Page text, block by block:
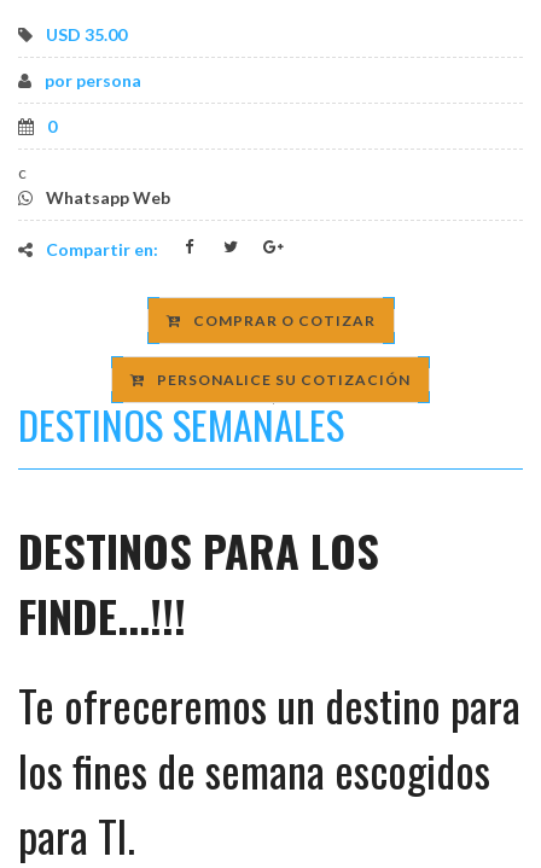
USD 35.00
por persona
0
c
Whatsapp Web
Compartir en:
COMPRAR O COTIZAR
PERSONALICE SU COTIZACIÓN
DESTINOS SEMANALES
DESTINOS PARA LOS
FINDE...!!!
Te ofreceremos un destino para
los fines de semana escogidos
para TI.